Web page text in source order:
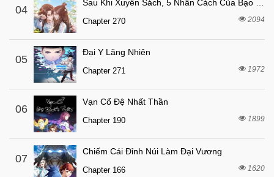
Chapter 145 3 tháng trước
Chapter 144
Chapter 143 3 tháng trước
Chapter 142
Chapter 141 3 tháng trước
Chapter 140
Chapter 139
Chapter 138 3 tháng trước
Chapter 137
04
Chapter 270 2094
05
Đại Y Lăng Nhiên
Chapter 271 1972
06
Vạn Cổ Đệ Nhất Thần
Chapter 190 1899
07
Chiếm Cái Đỉnh Núi Làm Đại Vương
Chapter 166 1620